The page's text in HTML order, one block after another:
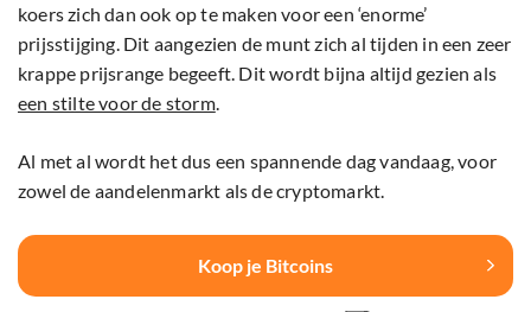
koers zich dan ook op te maken voor een ‘enorme’
prijsstijging. Dit aangezien de munt zich al tijden in een zeer
krappe prijsrange begeeft. Dit wordt bijna altijd gezien als
een stilte voor de storm.
Al met al wordt het dus een spannende dag vandaag, voor
zowel de aandelenmarkt als de cryptomarkt.
Koop je Bitcoins